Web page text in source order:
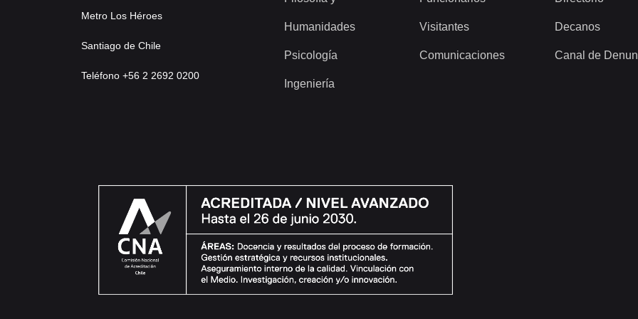
Metro Los Héroes
Santiago de Chile
Teléfono +56 2 2692 0200
Humanidades
Psicología
Ingeniería
Visitantes
Comunicaciones
Decanos
Canal de